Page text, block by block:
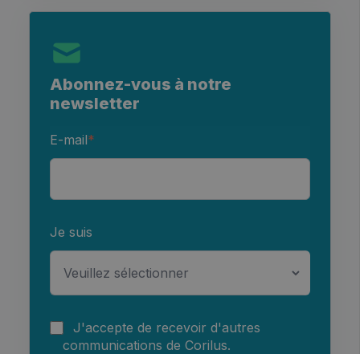
Abonnez-vous à notre
newsletter
E-mail*
Je suis
J'accepte de recevoir d'autres
communications de Corilus.